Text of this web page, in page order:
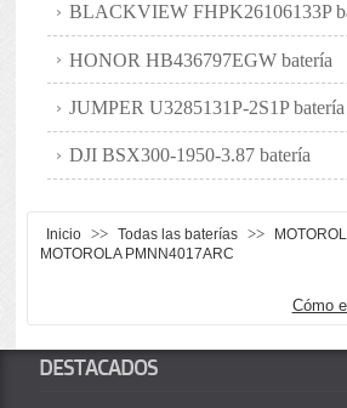
BLACKVIEW FHPK26106133P
HONOR HB436797EGW batería
JUMPER U3285131P-2S1P batería
DJI BSX300-1950-3.87 batería
Inicio >> Todas las baterías >>
MOTOROLA PMNN4017ARC
Cómo
DESTACADOS